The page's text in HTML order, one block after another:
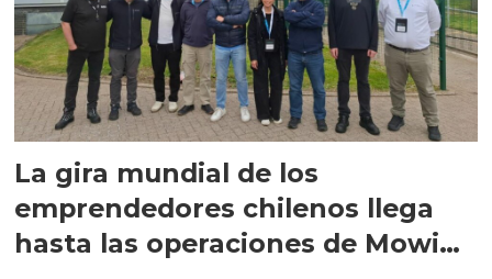
La gira mundial de los
emprendedores chilenos llega
hasta las operaciones de Mowi